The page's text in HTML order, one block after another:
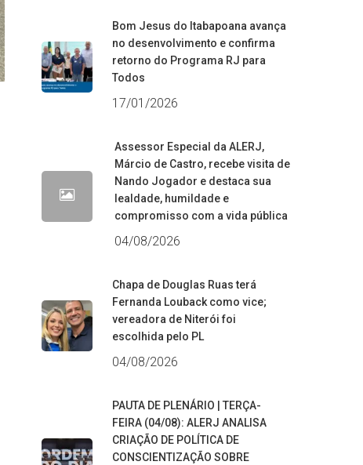
Bom Jesus do Itabapoana avança
no desenvolvimento e confirma
retorno do Programa RJ para
Todos
17/01/2026
Assessor Especial da ALERJ,
Márcio de Castro, recebe visita de
Nando Jogador e destaca sua
lealdade, humildade e
compromisso com a vida pública
04/08/2026
Chapa de Douglas Ruas terá
Fernanda Louback como vice;
vereadora de Niterói foi
escolhida pelo PL
04/08/2026
PAUTA DE PLENÁRIO | TERÇA-
FEIRA (04/08): ALERJ ANALISA
CRIAÇÃO DE POLÍTICA DE
CONSCIENTIZAÇÃO SOBRE